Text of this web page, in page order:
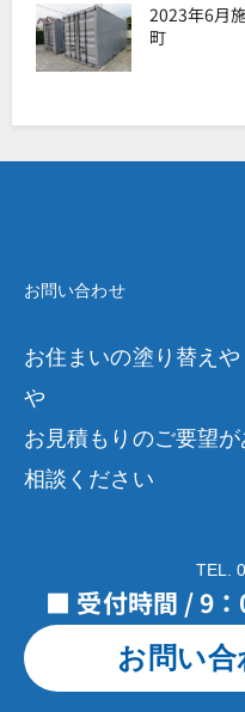
2023年6
町
お問い合わせ
お住まいの塗り替え
や
お見積もりのご要望
相談ください
TEL.
■ 受付時間 / 9：
お問い